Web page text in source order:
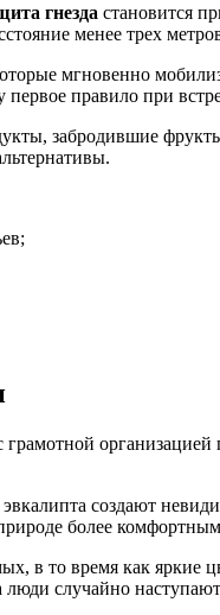
гнезда становится
менее трех
мгновенно
правило при
забродившие
грамотной организацией
создают
более
в то время как яркие
случайно